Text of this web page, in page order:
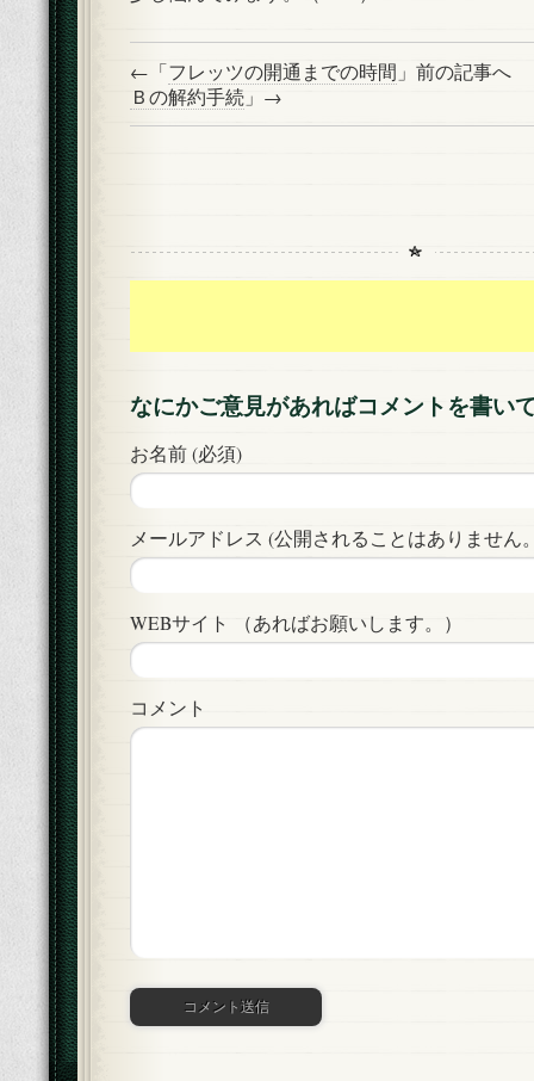
←「フレッツの開通までの時間 」前の記事
Ｂの解約手続 」→
なにかご意見があればコメントを書い
お名前 (必須)
メールアドレス (公開されることはありません
WEBサイト （あればお願いします。）
コメント